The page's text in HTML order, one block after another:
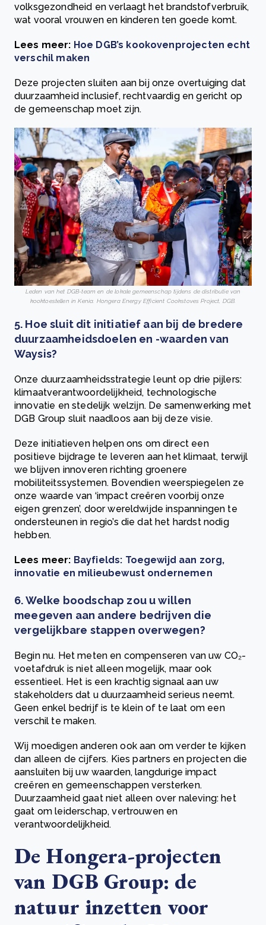
volksgezondheid en verlaagt het brandstofverbruik,
wat vooral vrouwen en kinderen ten goede komt.
Lees meer: Hoe DGB’s kookovenprojecten echt
verschil maken
Deze projecten sluiten aan bij onze overtuiging dat
duurzaamheid inclusief, rechtvaardig en gericht op
de gemeenschap moet zijn.
Leden van het DGB-team en de lokale gemeenschap tijdens de distributie van
kooktoestellen in Kenia. Hongera Energy Efficient Cookstoves Project, DGB.
5. Hoe sluit dit initiatief aan bij de bredere
duurzaamheidsdoelen en -waarden van
Waysis?
Onze duurzaamheidsstrategie leunt op drie pijlers:
klimaatverantwoordelijkheid, technologische
innovatie en stedelijk welzijn. De samenwerking met
DGB Group sluit naadloos aan bij deze visie.
Deze initiatieven helpen ons om direct een
positieve bijdrage te leveren aan het klimaat, terwijl
we blijven innoveren richting groenere
mobiliteitssystemen. Bovendien weerspiegelen ze
onze waarde van ‘impact creëren voorbij onze
eigen grenzen’, door wereldwijde inspanningen te
ondersteunen in regio’s die dat het hardst nodig
hebben.
Lees meer: Bayfields: Toegewijd aan zorg,
innovatie en milieubewust ondernemen
6. Welke boodschap zou u willen
meegeven aan andere bedrijven die
vergelijkbare stappen overwegen?
Begin nu. Het meten en compenseren van uw CO₂-
voetafdruk is niet alleen mogelijk, maar ook
essentieel. Het is een krachtig signaal aan uw
stakeholders dat u duurzaamheid serieus neemt.
Geen enkel bedrijf is te klein of te laat om een
verschil te maken.
Wij moedigen anderen ook aan om verder te kijken
dan alleen de cijfers. Kies partners en projecten die
aansluiten bij uw waarden, langdurige impact
creëren en gemeenschappen versterken.
Duurzaamheid gaat niet alleen over naleving: het
gaat om leiderschap, vertrouwen en
verantwoordelijkheid.
De Hongera-projecten
van DGB Group: de
natuur inzetten voor